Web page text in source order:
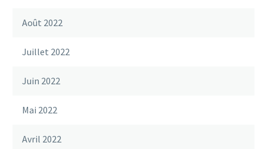
Août 2022
Juillet 2022
Juin 2022
Mai 2022
Avril 2022